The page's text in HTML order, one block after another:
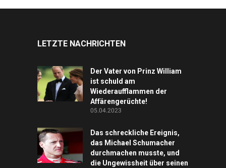
LETZTE NACHRICHTEN
Der Vater von Prinz William
ist schuld am
Wiederaufflammen der
Affärengerüchte!
05.04.2023
Das schreckliche Ereignis,
das Michael Schumacher
durchmachen musste, und
die Ungewissheit über seinen